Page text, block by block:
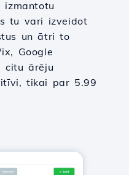
tu vari izveidot
un ātri to
Google
citu ārēju
tikai par 5.99